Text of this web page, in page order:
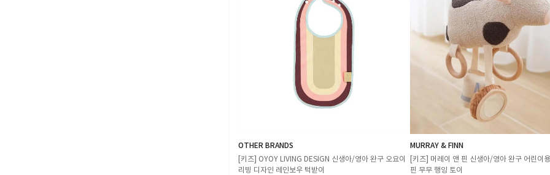
OTHER BRANDS
[키즈] OYOY LIVING DESIGN 신생아/영아 완구 오요이
리빙 디자인 레인보우 턱받이
MURRAY & FINN
[키즈] 머레이 앤 핀 신생아/영아 완구 어린이
핀 무무 행잉 토이